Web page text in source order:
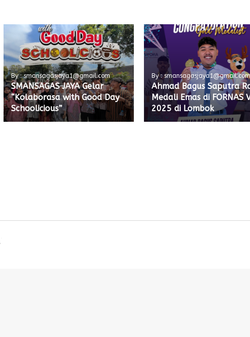
By : smansagasjaya1@gmail.com
SMANSAGAS JAYA Gelar
“Kolaborasa with Good Day
Schoolicious”
By : smansagasjaya1@gmail.com
Ahmad Bagus Saputra
Medali Emas di FORNAS
2025 di Lombok